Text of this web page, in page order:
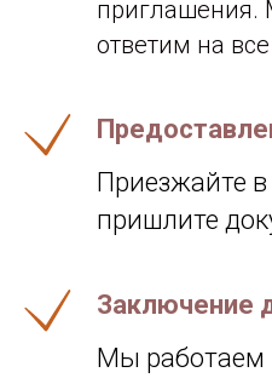
приглашения.
ответим на
Приезжайте
пришлите
Заключение
Мы работаем